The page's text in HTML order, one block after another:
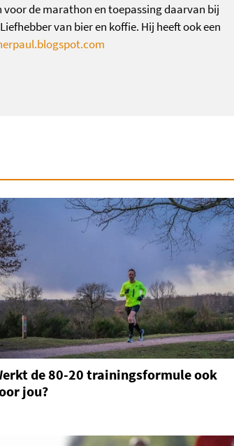
de marathon en toepassing daarvan bij
van bier en koffie. Hij heeft ook een
de 80-20 trainingsformule ook
jou?